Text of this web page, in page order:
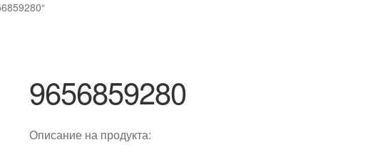
9656859280
Описание на продукта: